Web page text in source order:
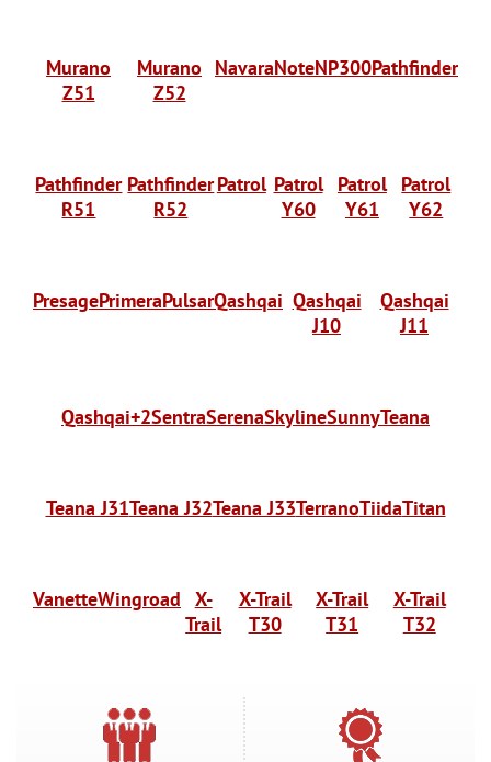
Murano
Z51
Murano
Z52
NavaraNoteNP300Pathfinder
Pathfinder
R51
Pathfinder
R52
Patrol Patrol
Y60
Patrol
Y61
Patrol
Y62
PresagePrimeraPulsarQashqai Qashqai
J10
Qashqai
J11
Qashqai+2SentraSerenaSkylineSunnyTeana
Teana J31Teana J32Teana J33TerranoTiidaTitan
VanetteWingroad
X-
Trail
X-Trail
T30
X-Trail
T31
X-Trail
T32